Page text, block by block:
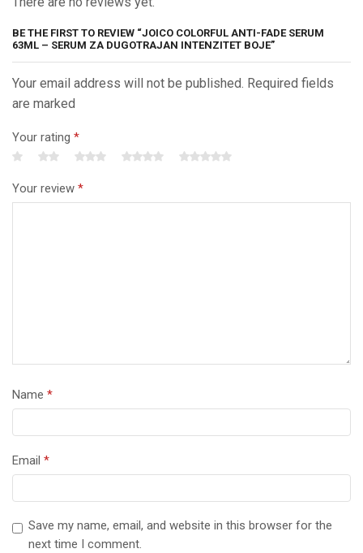
BE THE FIRST TO REVIEW “JOICO COLORFUL ANTI-FADE SERUM
63ML – SERUM ZA DUGOTRAJAN INTENZITET BOJE”
Your email address will not be published. Required fields
are marked
Your rating *
Your review *
Name *
Email *
Save my name, email, and website in this browser for the
next time I comment.